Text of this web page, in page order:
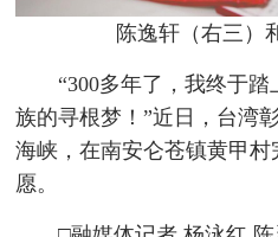
陈逸轩（右三）
“300多年了，我终于
族的寻根梦！”近日，台湾
海峡，在南安仑苍镇黄甲
愿。